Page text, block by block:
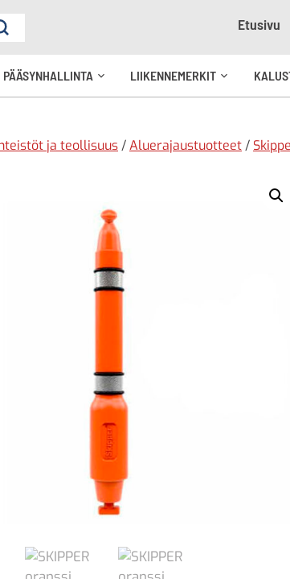
Etusivu
PÄÄSYNHALLINTA
LIIKENNEMERKIT
ja teollisuus /Aluerajaustuotteet /